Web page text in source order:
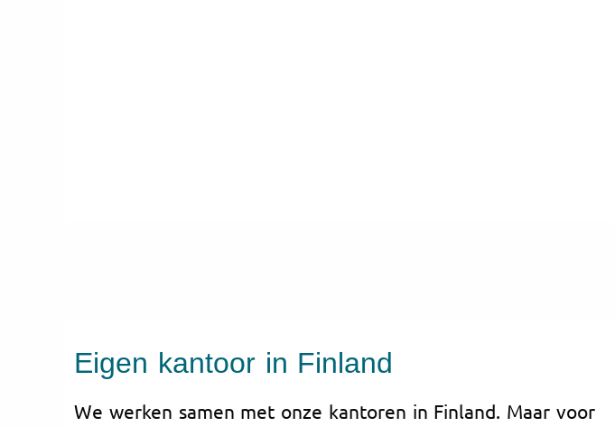
Eigen kantoor in Finland
We werken samen met onze kantoren in Finland. Maar voor